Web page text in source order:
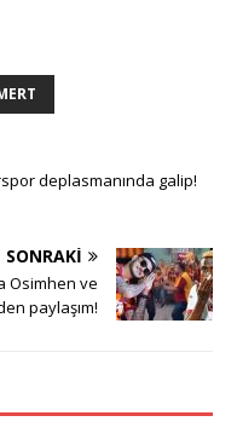
deplasmanında galip!
SONRAKI
Osimhen ve
paylaşım!